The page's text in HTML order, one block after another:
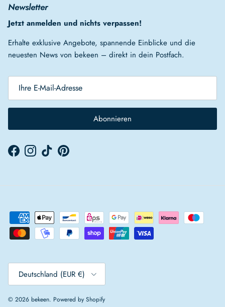
Newsletter
Jetzt anmelden und nichts verpassen!
Erhalte exklusive Angebote, spannende Einblicke und die
neuesten News von bekeen – direkt in dein Postfach.
Abonnieren
FacebookInstagram
TikTokPinterest
Land/Region
Deutschland (EUR €)
© 2026 bekeen. Powered by Shopify